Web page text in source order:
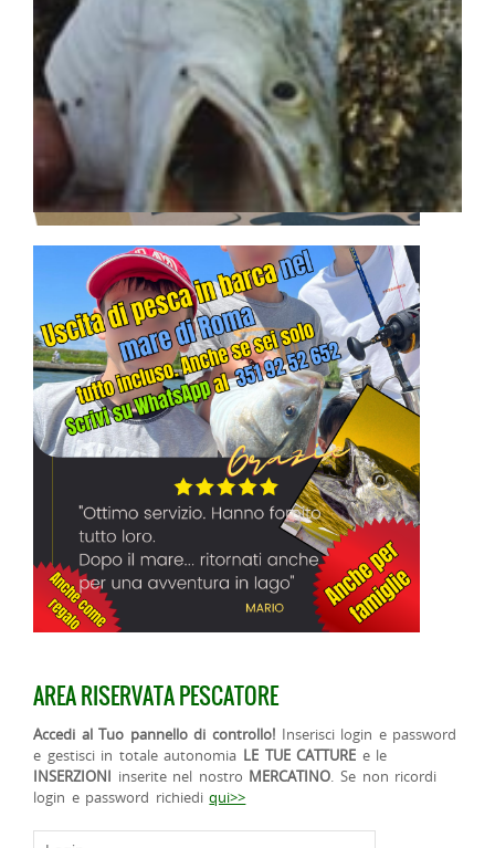
AREA RISERVATA PESCATORE
Accedi al Tuo pannello di controllo! Inserisci login e password
e gestisci in totale autonomia LE TUE CATTURE e le
INSERZIONI inserite nel nostro MERCATINO. Se non ricordi
login e password richiediqui>>